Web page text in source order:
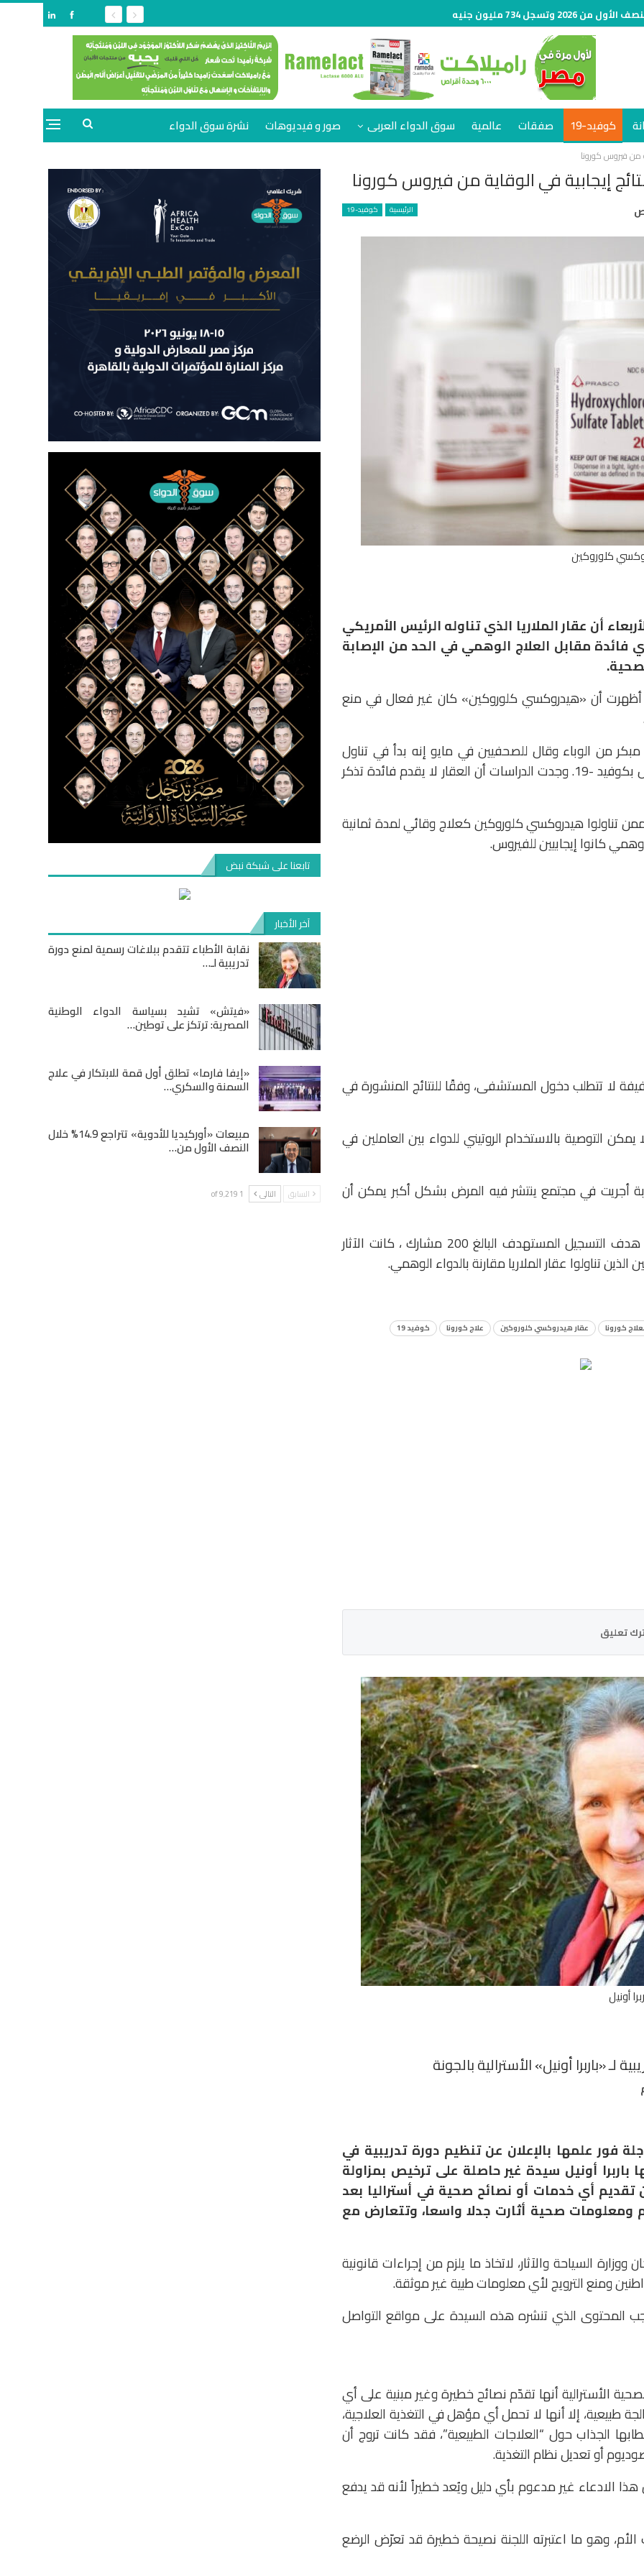
كوفيد-19 صفقات عالمية سوق الدواء العربى صور و فيديوهات نشرة سوق الدواء
من فيروس كورونا
إيجابية في الوقاية من فيروس كورونا
الرئيسية كوفيد-19
كلوروكين
أن عقار الملاريا الذي تناوله الرئيس الأمريكي
من كوفيد -19 لم يظهر أي فائدة مقابل العلاج الوهمي في الحد من الإصابة
أظهرت أن «هيدروكسي كلوروكين» كان غير فعال في منع
من الوباء وقال للصحفيين في مايو إنه بدأ في تناول
الدواء بعد أن ثبت إصابة اثنين من موظفي البيت الأبيض بكوفيد -19. وجدت الدراسات أن العقار لا يقدم فائدة تذكر
، أصيب أربعة ممن تناولوا هيدروكسي كلوروكين كعلاج وقائي لمدة ثمانية
لا تتطلب دخول المستشفى، وفقًا للنتائج المنشورة في
التوصية بالاستخدام الروتيني للدواء بين العاملين في
أجريت في مجتمع ينتشر فيه المرض بشكل أكبر يمكن أن
في التجربة الأخيرة ، التي تم إنهاؤها قبل أن تصل إلى هدف التسجيل المستهدف البالغ 200 مشارك ، كانت الآثار
تناولوا عقار الملاريا مقارنة بالدواء الوهمي.
كورونا عقار هيدروكسي كلوروكين علاج كورونا كوفيد 19
تعليق
أونيل
لـ «باربرا أونيل» الأسترالية بالجونة
فور علمها بالإعلان عن تنظيم دورة تدريبية في
أونيل سيدة غير حاصلة على ترخيص بمزاولة
أي خدمات أو نصائح صحية في أستراليا بعد
صحية أثارت جدلا واسعا، وتتعارض مع
السياحة والآثار، لاتخاذ ما يلزم من إجراءات قانونية
ومنع الترويج لأي معلومات طبية غير موثقة.
المحتوى الذي تنشره هذه السيدة على مواقع التواصل
الأسترالية أنها تقدّم نصائح خطيرة وغير مبنية على أي
طبيعية، إلا أنها لا تحمل أي مؤهل في التغذية العلاجية،
الجذاب حول “العلاجات الطبيعية”، فقد كانت تروج أن
أو تعديل نظام التغذية.
الادعاء غير مدعوم بأي دليل ويُعد خطيراً لأنه قد يدفع
وهو ما اعتبرته اللجنة نصيحة خطيرة قد تعرّض الرضع
تابعنا على شبكة نبض
آخر الأخبار
نقابة الأطباء تتقدم ببلاغات رسمية لمنع دورة
تدريبية لـ…
«فيتش» تشيد بسياسة الدواء الوطنية
المصرية: ترتكز على توطين…
«إيفا فارما» تطلق أول قمة للابتكار في علاج
السمنة والسكري…
مبيعات «أوركيديا للأدوية» تتراجع 14.9% خلال
النصف الأول من…
السابق التالى 1 of 9٬219